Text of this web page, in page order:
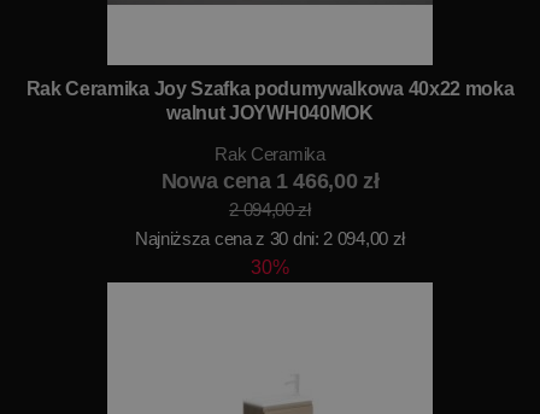
Rak Ceramika Joy Szafka podumywalkowa 40x22 moka
walnut JOYWH040MOK
Rak Ceramika
Nowa cena 1 466,00 zł
2 094,00 zł
Najniższa cena z 30 dni: 2 094,00 zł
30%